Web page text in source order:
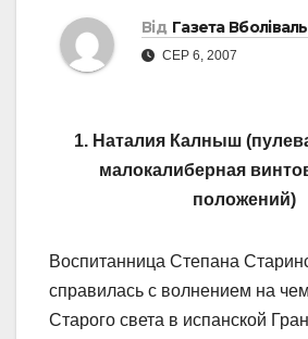
Від Газета
СЕР 6, 2007
1. Наталия Калныш
малокалиберная
положений)
Воспитанница Степана
справилась с волнением на
Старого света в испанской